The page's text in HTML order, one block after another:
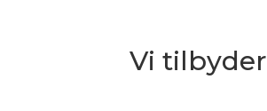
Vi tilbyder